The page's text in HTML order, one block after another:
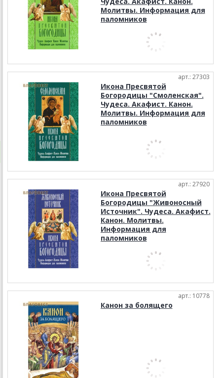
Молитвы. Информация для
паломников
арт.: 27303
Икона Пресвятой
Богородицы "Смоленская".
Чудеса. Акафист. Канон.
Молитвы. Информация для
паломников
арт.: 27920
Икона Пресвятой
Богородицы "Живоносный
Источник". Чудеса. Акафист.
Канон. Молитвы.
Информация для
паломников
арт.: 10778
Канон за болящего